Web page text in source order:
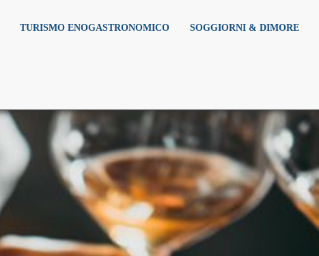
TURISMO ENOGASTRONOMICO SOGGIORNI & DIMORE